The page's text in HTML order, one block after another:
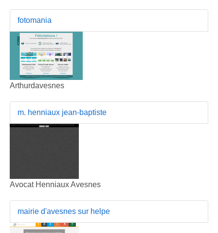
fotomania
Arthurdavesnes
m. henniaux jean-baptiste
Avocat Henniaux Avesnes
mairie d'avesnes sur helpe